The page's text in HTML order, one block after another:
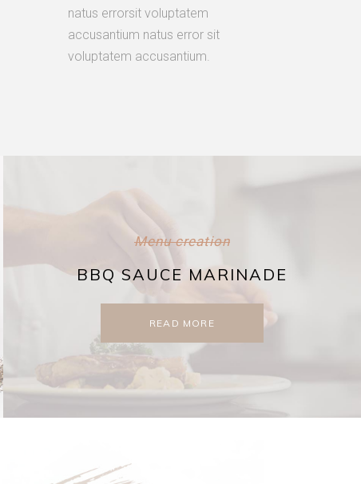
natus errorsit voluptatem
accusantium natus error sit
voluptatem accusantium.
Menu creation
BBQ SAUCE MARINADE
READ MORE